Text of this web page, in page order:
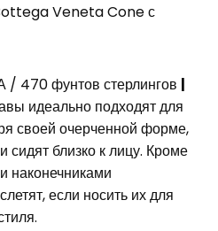
Veneta Cone с
470 фунтов стерлингов |
идеально подходят для
своей очерченной форме,
сидят близко к лицу. Кроме
наконечниками
если носить их для